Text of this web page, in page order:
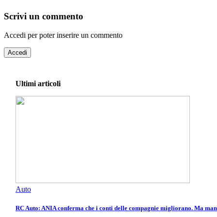
Scrivi un commento
Accedi per poter inserire un commento
Accedi
Ultimi articoli
Auto
RC Auto: ANIA conferma che i conti delle compagnie migliorano. Ma